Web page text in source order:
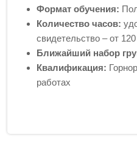
Формат обучения:
Количество часов:
свидетельство – от 120
Ближайший набор
Квалификация:
работах